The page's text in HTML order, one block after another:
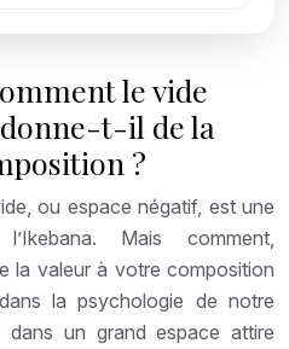
le vide
t-il de la
?
ou espace négatif, est une
Mais comment,
la valeur à votre composition
la psychologie de notre
un grand espace attire